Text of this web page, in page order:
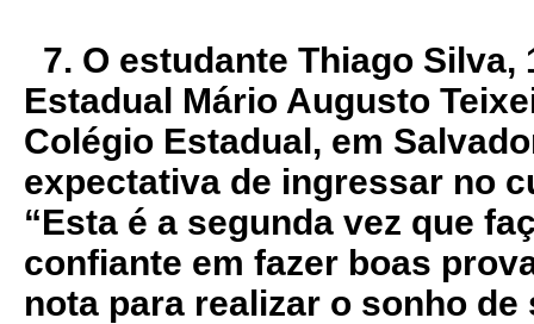
7. O estudante Thiago Silva,
Estadual Mário Augusto
Colégio Estadual, em
expectativa de ingressar no
“Esta é a segunda vez que
confiante em fazer boas
nota para realizar o sonho de